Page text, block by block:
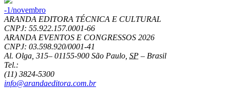
-1/novembro
ARANDA EDITORA TÉCNICA E CULTURAL
CNPJ: 55.922.157.0001-66
ARANDA EVENTOS E CONGRESSOS 2026
CNPJ: 03.598.920/0001-41
Al. Olga, 315– 01155-900 São Paulo SP – Brasil
Tel.:
(11) 3824-5300
info@arandaeditora.com.br